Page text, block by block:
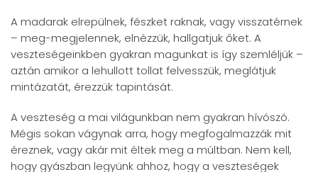
A madarak elrepülnek, fészket raknak, vagy visszatérnek
– meg-megjelennek, elnézzük, hallgatjuk őket. A
veszteségeinkben gyakran magunkat is így szemléljük –
aztán amikor a lehullott tollat felvesszük, meglátjuk
mintázatát, érezzük tapintását.
A veszteség a mai világunkban nem gyakran hívószó.
Mégis sokan vágynak arra, hogy megfogalmazzák mit
éreznek, vagy akár mit éltek meg a múltban. Nem kell,
hogy gyászban legyünk ahhoz, hogy a veszteségek